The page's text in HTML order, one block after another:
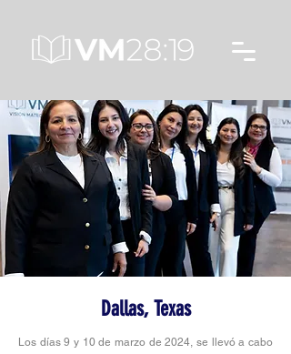
Dallas, Texas
Los días 9 y 10 de marzo de 2024, se llevó a cabo